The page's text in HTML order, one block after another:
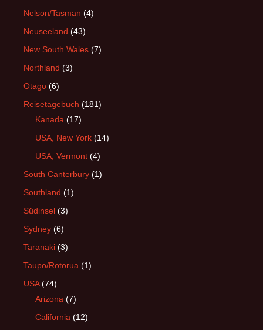
Nelson/Tasman (4)
Neuseeland (43)
New South Wales (7)
Northland (3)
Otago (6)
Reisetagebuch (181)
Kanada (17)
USA, New York (14)
USA, Vermont (4)
South Canterbury (1)
Southland (1)
Südinsel (3)
Sydney (6)
Taranaki (3)
Taupo/Rotorua (1)
USA(74)
Arizona (7)
California (12)